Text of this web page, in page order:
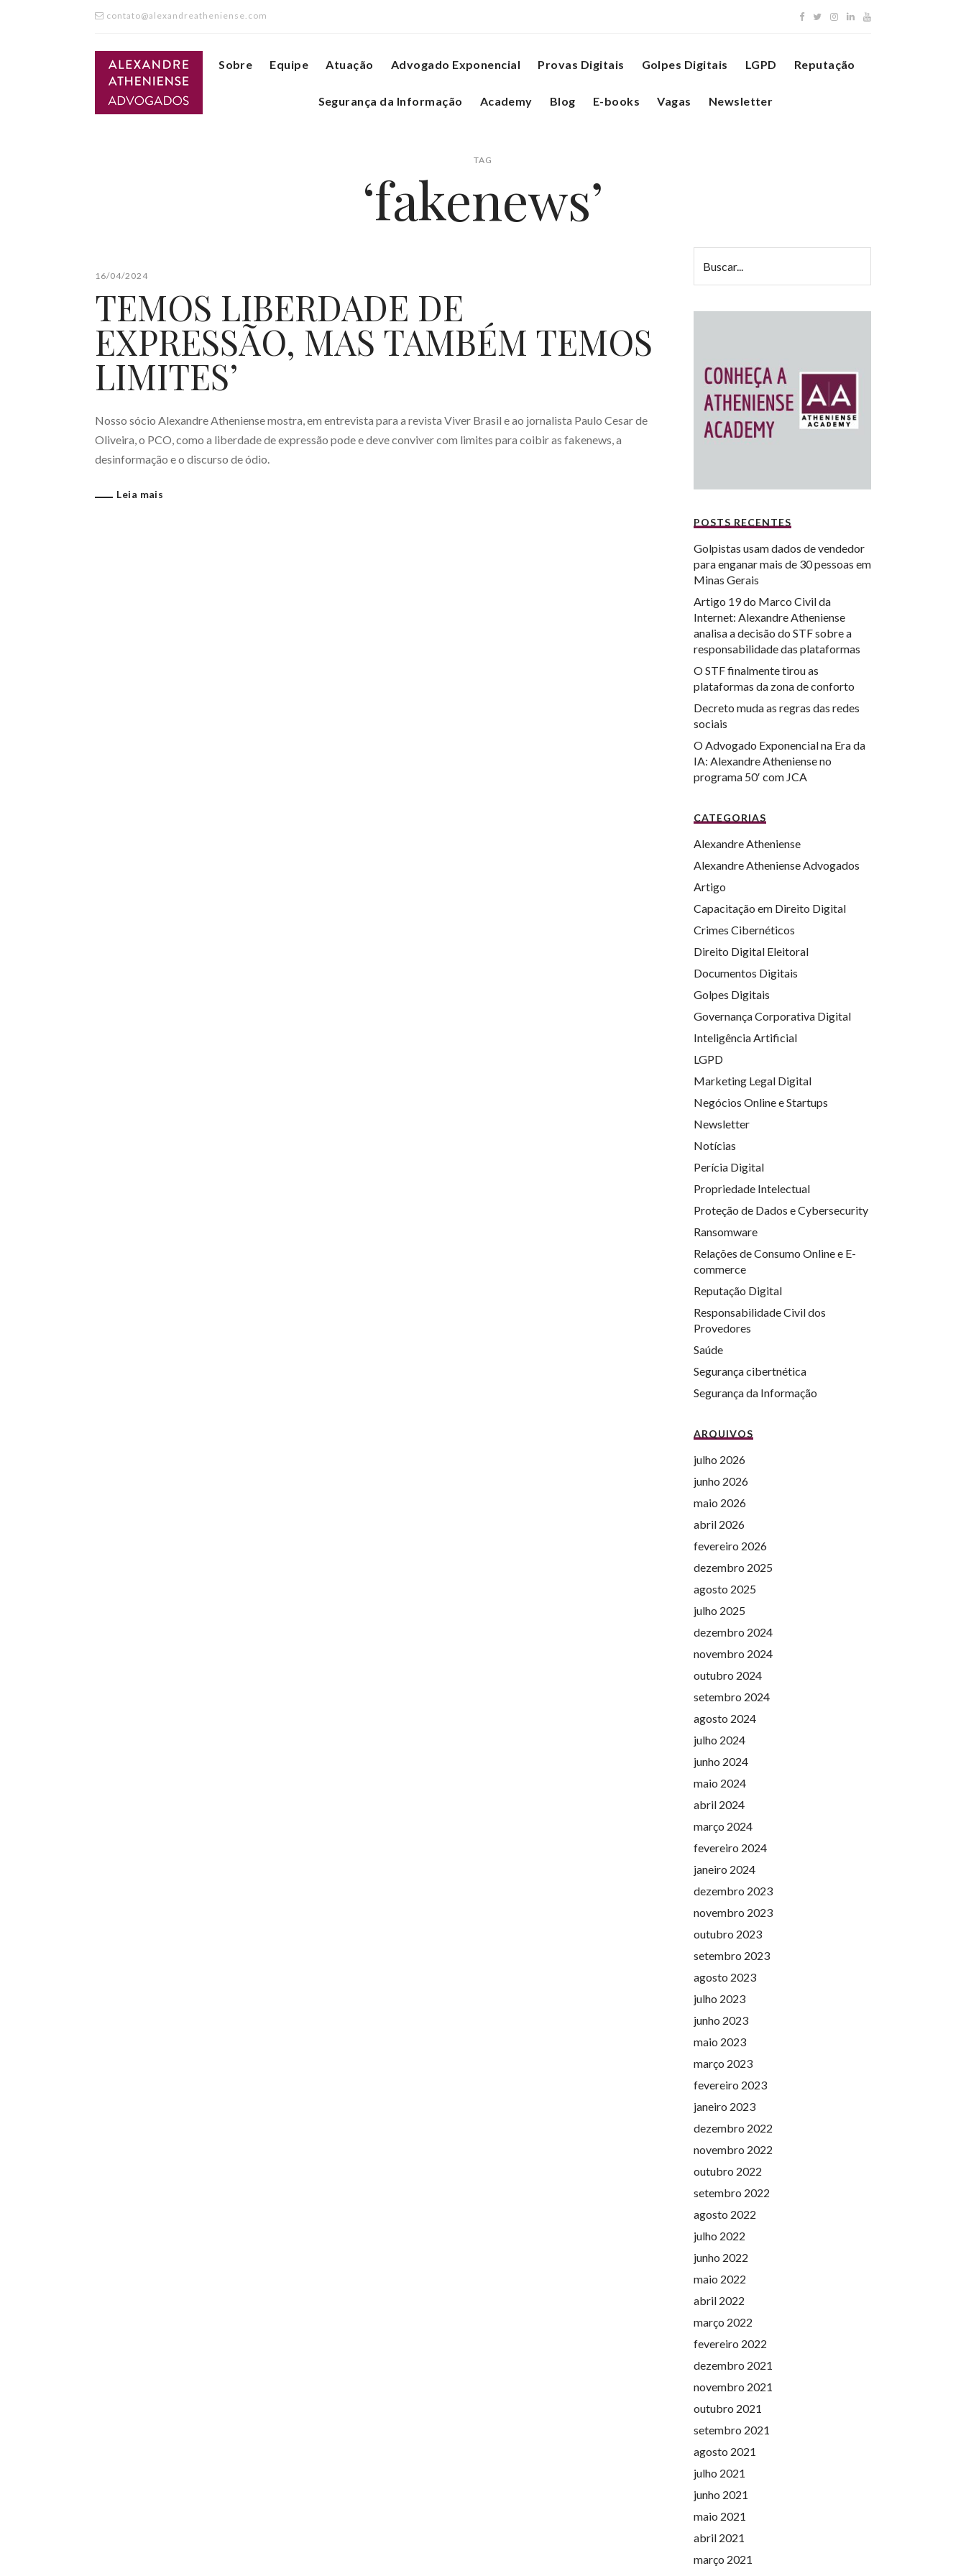
contato@alexandreatheniense.com
Sobre Equipe Atuação Advogado Exponencial Provas Digitais Golpes Digitais LGPD Reputação
Segurança da Informação Academy Blog E-books Vagas Newsletter
TAG
‘fakenews’
16/04/2024
TEMOS LIBERDADE DE
EXPRESSÃO, MAS TAMBÉM TEMOS
LIMITES’
Nosso sócio Alexandre Atheniense mostra, em entrevista para a revista Viver Brasil e ao jornalista Paulo Cesar de
Oliveira, o PCO, como a liberdade de expressão pode e deve conviver com limites para coibir as fakenews, a
desinformação e o discurso de ódio.
Leia mais
POSTS RECENTES
Golpistas usam dados de vendedor
para enganar mais de 30 pessoas em
Minas Gerais
Artigo 19 do Marco Civil da
Internet: Alexandre Atheniense
analisa a decisão do STF sobre a
responsabilidade das plataformas
O STF finalmente tirou as
plataformas da zona de conforto
Decreto muda as regras das redes
sociais
O Advogado Exponencial na Era da
IA: Alexandre Atheniense no
programa 50′ com JCA
CATEGORIAS
Alexandre Atheniense
Alexandre Atheniense Advogados
Artigo
Capacitação em Direito Digital
Crimes Cibernéticos
Direito Digital Eleitoral
Documentos Digitais
Golpes Digitais
Governança Corporativa Digital
Inteligência Artificial
LGPD
Marketing Legal Digital
Negócios Online e Startups
Newsletter
Notícias
Perícia Digital
Propriedade Intelectual
Proteção de Dados e Cybersecurity
Ransomware
Relações de Consumo Online e E-
commerce
Reputação Digital
Responsabilidade Civil dos
Provedores
Saúde
Segurança cibertnética
Segurança da Informação
ARQUIVOS
julho 2026
junho 2026
maio 2026
abril 2026
fevereiro 2026
dezembro 2025
agosto 2025
julho 2025
dezembro 2024
novembro 2024
outubro 2024
setembro 2024
agosto 2024
julho 2024
junho 2024
maio 2024
abril 2024
março 2024
fevereiro 2024
janeiro 2024
dezembro 2023
novembro 2023
outubro 2023
setembro 2023
agosto 2023
julho 2023
junho 2023
maio 2023
março 2023
fevereiro 2023
janeiro 2023
dezembro 2022
novembro 2022
outubro 2022
setembro 2022
agosto 2022
julho 2022
junho 2022
maio 2022
abril 2022
março 2022
fevereiro 2022
dezembro 2021
novembro 2021
outubro 2021
setembro 2021
agosto 2021
julho 2021
junho 2021
maio 2021
abril 2021
março 2021